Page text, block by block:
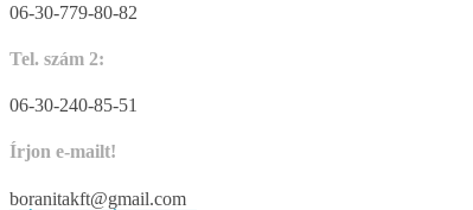
06-30-779-80-82
Tel. szám 2:
06-30-240-85-51
Írjon e-mailt!
boranitakft@gmail.com